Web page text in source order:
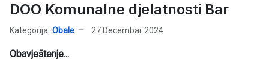
DOO Komunalne djelatnosti Bar
Kategorija: Obale 27 Decembar 2024
Obavještenje...